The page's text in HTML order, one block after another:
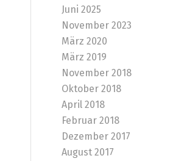
Juni 2025
November 2023
März 2020
März 2019
November 2018
Oktober 2018
April 2018
Februar 2018
Dezember 2017
August 2017